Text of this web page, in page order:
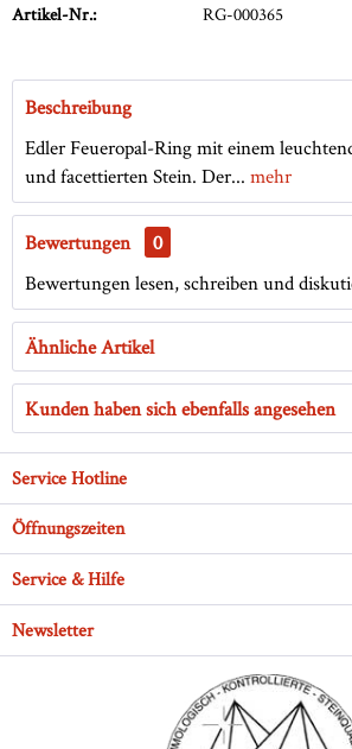
Artikel-Nr.: RG-000365
Beschreibung
Edler Feueropal-Ring mit einem
und facettierten Stein. Der... mehr
Bewertungen
0
Bewertungen lesen, schreiben und
Ähnliche Artikel
Kunden haben sich ebenfalls angesehen
Service Hotline
Öffnungszeiten
Service & Hilfe
Newsletter